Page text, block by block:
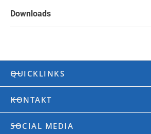
Downloads
QUICKLINKS
KONTAKT
SOCIAL MEDIA